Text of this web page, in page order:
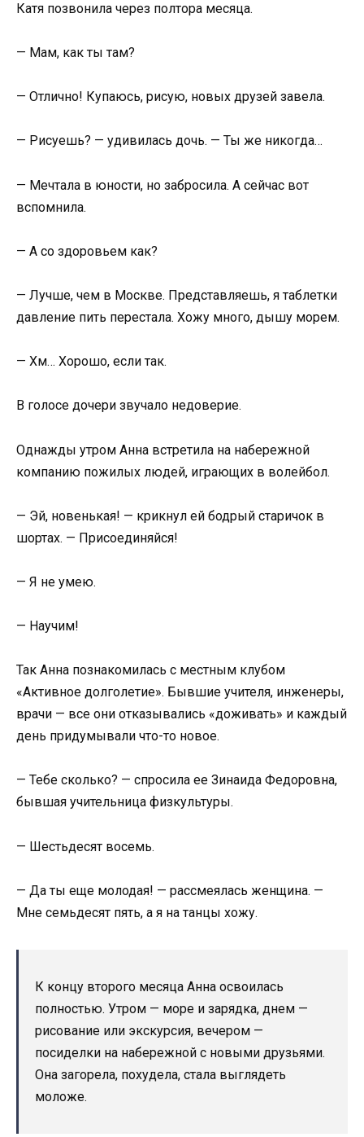
Катя позвонила через полтора месяца.
— Мам, как ты там?
— Отлично! Купаюсь, рисую, новых друзей завела.
— Рисуешь? — удивилась дочь. — Ты же никогда…
— Мечтала в юности, но забросила. А сейчас вот
вспомнила.
— А со здоровьем как?
— Лучше, чем в Москве. Представляешь, я таблетки
давление пить перестала. Хожу много, дышу морем.
— Хм… Хорошо, если так.
В голосе дочери звучало недоверие.
Однажды утром Анна встретила на набережной
компанию пожилых людей, играющих в волейбол.
— Эй, новенькая! — крикнул ей бодрый старичок в
шортах. — Присоединяйся!
— Я не умею.
— Научим!
Так Анна познакомилась с местным клубом
«Активное долголетие». Бывшие учителя, инженеры,
врачи — все они отказывались «доживать» и каждый
день придумывали что-то новое.
— Тебе сколько? — спросила ее Зинаида Федоровна,
бывшая учительница физкультуры.
— Шестьдесят восемь.
— Да ты еще молодая! — рассмеялась женщина. —
Мне семьдесят пять, а я на танцы хожу.
К концу второго месяца Анна освоилась
полностью. Утром — море и зарядка, днем —
рисование или экскурсия, вечером —
посиделки на набережной с новыми друзьями.
Она загорела, похудела, стала выглядеть
моложе.